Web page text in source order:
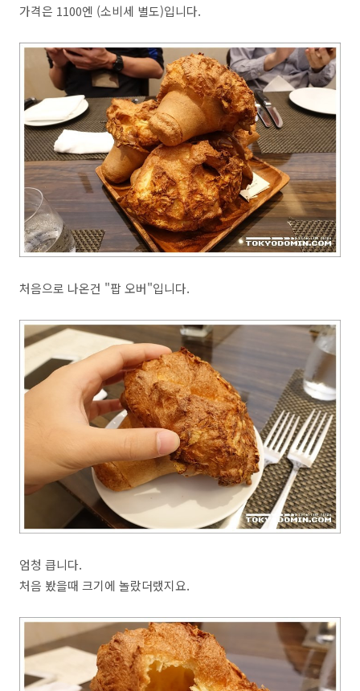
가격은 1100엔 (소비세 별도)입니다.
처음으로 나온건 "팝 오버"입니다.
엄청 큽니다.
처음 봤을때 크기에 놀랐더랬지요.